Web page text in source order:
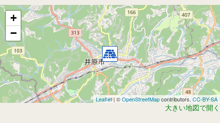
+
−
Leaflet| ©OpenStreetMapcontributors,CC-BY-SA
大きい地図で開く